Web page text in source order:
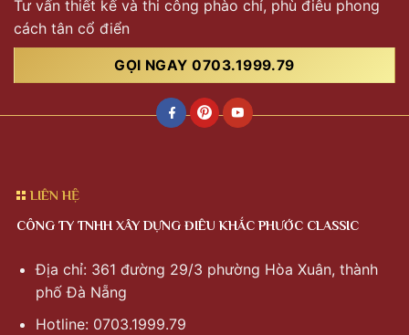
Tư vấn thiết kế và thi công phào chỉ, phù điêu phong
cách tân cổ điển
GỌI NGAY 0703.1999.79
LIÊN HỆ
CÔNG TY TNHH XÂY DỰNG ĐIÊU KHẮC PHƯỚC CLASSIC
Địa chỉ: 361 đường 29/3 phường Hòa Xuân, thành
phố Đà Nẵng
Hotline: 0703.1999.79